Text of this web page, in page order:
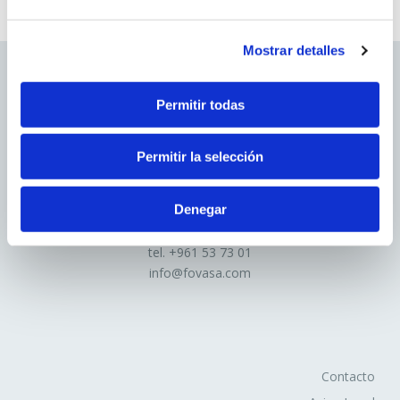
2. En función de la duración de la cookie:
accede a una página web.
Cookies persistentes: Son un tipo de cookies en el
que los datos siguen almacenados en el terminal y
pueden ser accedidos y tratados durante un periodo
definido por el responsable de la cookie, y que puede ir
de unos minutos a varios años.
por nosotros o por terceros, nos permiten cuantificar el
Mostrar detalles
Permitir todas
Permitir la selección
Denegar
Avd.Comarques Pais Valencià, 39
46930 Quart de Poblet
tel. +961 53 73 01
info@fovasa.com
Contacto